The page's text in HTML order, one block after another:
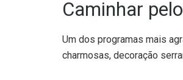
Caminhar
Um dos programas mais
charmosas, decoração